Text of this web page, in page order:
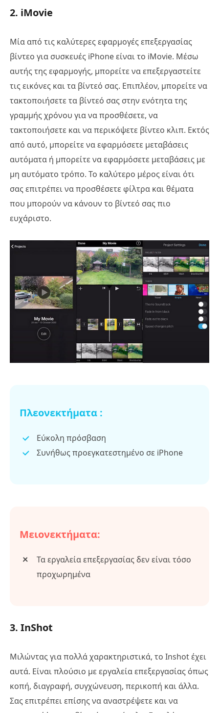
2. iMovie
Μία από τις καλύτερες εφαρμογές επεξεργασίας
βίντεο για συσκευές iPhone είναι το iMovie. Μέσω
αυτής της εφαρμογής, μπορείτε να επεξεργαστείτε
τις εικόνες και τα βίντεό σας. Επιπλέον, μπορείτε να
τακτοποιήσετε τα βίντεό σας στην ενότητα της
γραμμής χρόνου για να προσθέσετε, να
τακτοποιήσετε και να περικόψετε βίντεο κλιπ. Εκτός
από αυτό, μπορείτε να εφαρμόσετε μεταβάσεις
αυτόματα ή μπορείτε να εφαρμόσετε μεταβάσεις με
μη αυτόματο τρόπο. Το καλύτερο μέρος είναι ότι
σας επιτρέπει να προσθέσετε φίλτρα και θέματα
που μπορούν να κάνουν το βίντεό σας πιο
ευχάριστο.
Πλεονεκτήματα :
Εύκολη πρόσβαση
Συνήθως προεγκατεστημένο σε iPhone
Μειονεκτήματα:
Τα εργαλεία επεξεργασίας δεν είναι τόσο
προχωρημένα
3. InShot
Μιλώντας για πολλά χαρακτηριστικά, το Inshot έχει
αυτά. Είναι πλούσιο με εργαλεία επεξεργασίας όπως
κοπή, διαγραφή, συγχώνευση, περικοπή και άλλα.
Σας επιτρέπει επίσης να αναστρέψετε και να